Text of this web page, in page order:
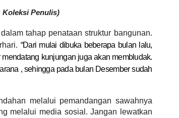
Koleksi Penulis)
tahap penataan struktur bangunan.
“Dari mulai dibuka beberapa bulan lalu,
kunjungan juga akan membludak.
, sehingga pada bulan Desember sudah
melalui pemandangan sawahnya
melalui media sosial. Jangan lewatkan